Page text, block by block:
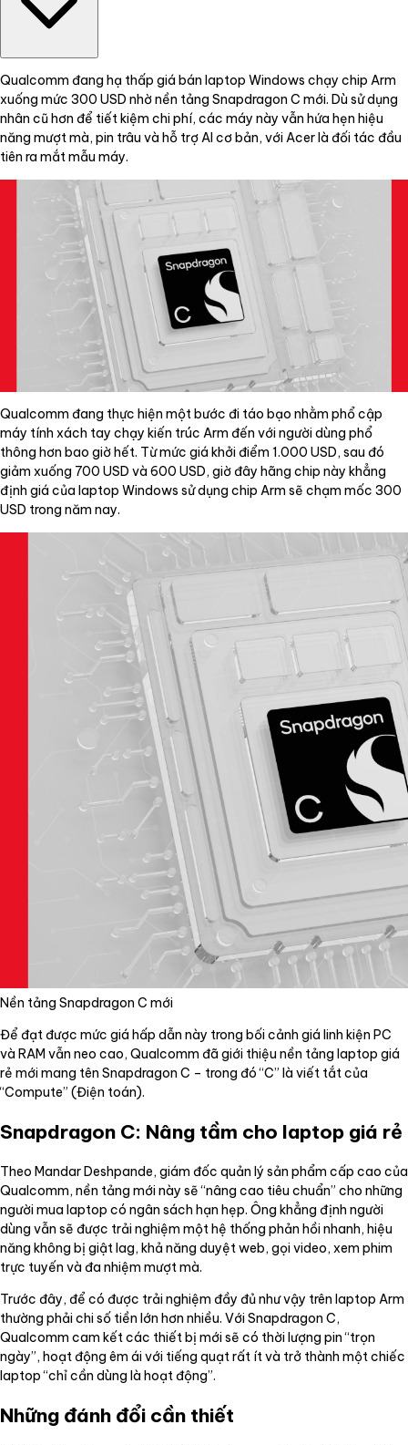
Qualcomm đang hạ thấp giá bán laptop Windows chạy chip Arm
xuống mức 300 USD nhờ nền tảng Snapdragon C mới. Dù sử dụng
nhân cũ hơn để tiết kiệm chi phí, các máy này vẫn hứa hẹn hiệu
năng mượt mà, pin trâu và hỗ trợ AI cơ bản, với Acer là đối tác đầu
tiên ra mắt mẫu máy.
Qualcomm đang thực hiện một bước đi táo bạo nhằm phổ cập
máy tính xách tay chạy kiến trúc Arm đến với người dùng phổ
thông hơn bao giờ hết. Từ mức giá khởi điểm 1.000 USD, sau đó
giảm xuống 700 USD và 600 USD, giờ đây hãng chip này khẳng
định giá của laptop Windows sử dụng chip Arm sẽ chạm mốc 300
USD trong năm nay.
Nền tảng Snapdragon C mới
Để đạt được mức giá hấp dẫn này trong bối cảnh giá linh kiện PC
và RAM vẫn neo cao, Qualcomm đã giới thiệu nền tảng laptop giá
rẻ mới mang tên Snapdragon C – trong đó “C” là viết tắt của
“Compute” (Điện toán).
Snapdragon C: Nâng tầm cho laptop giá rẻ
Theo Mandar Deshpande, giám đốc quản lý sản phẩm cấp cao của
Qualcomm, nền tảng mới này sẽ “nâng cao tiêu chuẩn” cho những
người mua laptop có ngân sách hạn hẹp. Ông khẳng định người
dùng vẫn sẽ được trải nghiệm một hệ thống phản hồi nhanh, hiệu
năng không bị giật lag, khả năng duyệt web, gọi video, xem phim
trực tuyến và đa nhiệm mượt mà.
Trước đây, để có được trải nghiệm đầy đủ như vậy trên laptop Arm
thường phải chi số tiền lớn hơn nhiều. Với Snapdragon C,
Qualcomm cam kết các thiết bị mới sẽ có thời lượng pin “trọn
ngày”, hoạt động êm ái với tiếng quạt rất ít và trở thành một chiếc
laptop “chỉ cần dùng là hoạt động”.
Những đánh đổi cần thiết